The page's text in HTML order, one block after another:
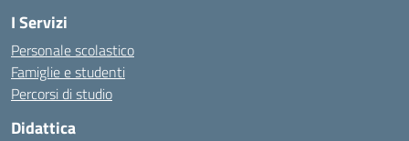
I Servizi
Personale scolastico
Famiglie e studenti
Percorsi di studio
Didattica